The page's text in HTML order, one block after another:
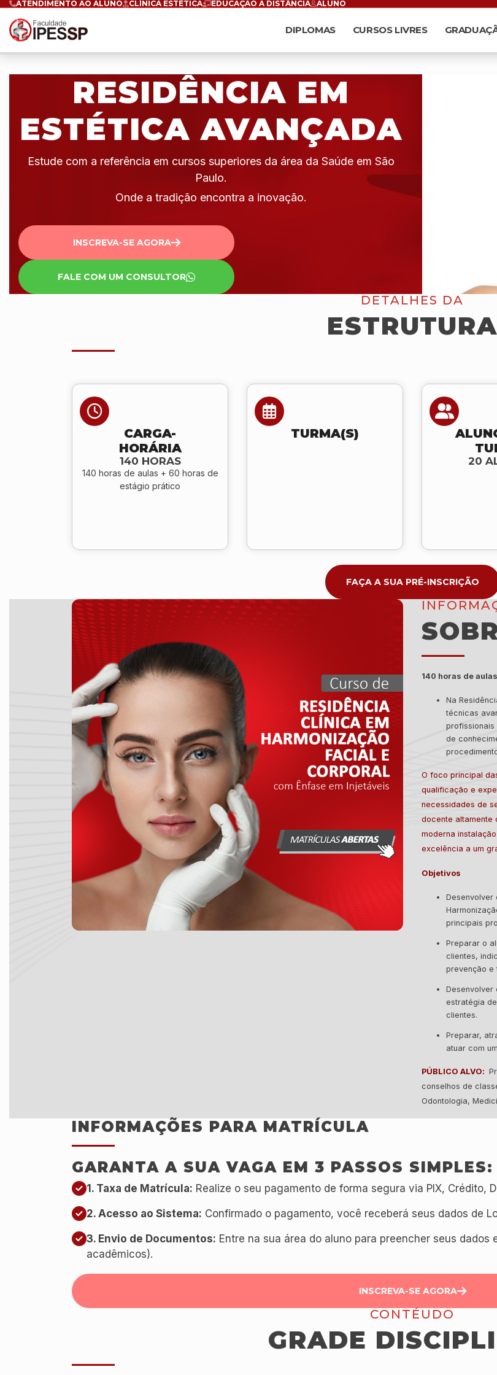
ATENDIMENTO AO ALUNO CLÍNICA ESTÉTICA EDUCAÇÃO A DISTÂNCIA ALUNO
DIPLOMAS CURSOS LIVRES
RESIDÊNCIA EM
ESTÉTICA AVANÇADA
Estude com a referência em cursos superiores da área da Saúde em São
Paulo.
Onde a tradição encontra a inovação.
INSCREVA-SE AGORA
FALE COM UM CONSULTOR
DETALHES DA
ESTRUTURA
CARGA-
HORÁRIA
140 HORAS
140 horas de aulas + 60 horas de
estágio prático
TURMA(S)
20
FAÇA A SUA PRÉ-INSCRIÇÃO
140 horas de
Na
técnicas
profissionais
de
O foco principal
qualificação e
necessidades de
docente altamente
moderna
excelência a um
Objetivos
Desenvolver
principais
Preparar o
clientes,
prevenção e
Desenvolver
estratégia
clientes.
Preparar,
atuar com
PÚBLICO ALVO:
conselhos de
Odontologia,
INFORMAÇÕES PARA MATRÍCULA
GARANTA A SUA VAGA EM 3 PASSOS SIMPLES:
1. Taxa de Matrícula: Realize o seu pagamento de forma segura via PIX, Crédito,
2. Acesso ao Sistema: Confirmado o pagamento, você receberá seus dados de
3. Envio de Documentos: Entre na sua área do aluno para preencher seus
acadêmicos).
INSCREVA-SE AGORA
CONTÉUDO
GRADE